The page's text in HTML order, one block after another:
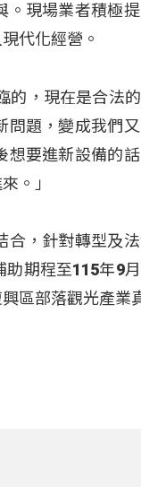
現場業者積極
代化經營。
的，現在是合法
題，變成我們
要進新設備的
。」
，針對轉型及
期程至115年9
區部落觀光產業